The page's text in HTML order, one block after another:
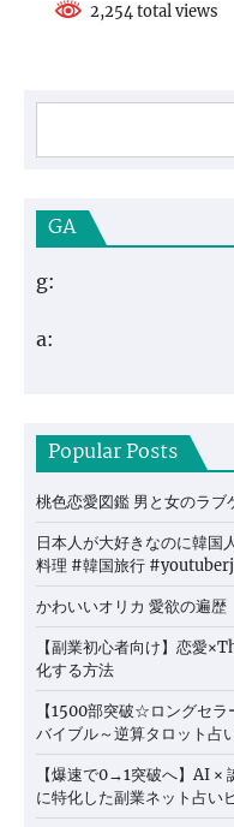
2,254 total views
GA
g:
a:
Popular Posts
桃色恋愛図鑑 男と女のラブ
日本人が大好きなのに韓
料理 #韓国旅行
かわいいオリカ 愛欲の遍歴
【副業初心者向け】恋愛
化する方法
【1500部突破☆ロングセ
バイブル～逆算タロット占
【爆速で0→1突破へ】AI ×
に特化した副業ネット占い